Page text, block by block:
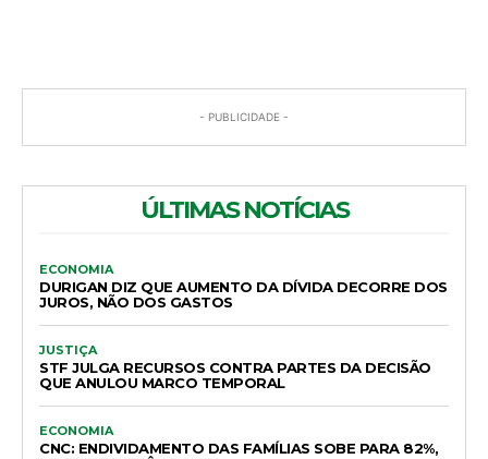
- PUBLICIDADE -
ÚLTIMAS NOTÍCIAS
ECONOMIA
DURIGAN DIZ QUE AUMENTO DA DÍVIDA DECORRE DOS
JUROS, NÃO DOS GASTOS
JUSTIÇA
STF JULGA RECURSOS CONTRA PARTES DA DECISÃO
QUE ANULOU MARCO TEMPORAL
ECONOMIA
CNC: ENDIVIDAMENTO DAS FAMÍLIAS SOBE PARA 82%,